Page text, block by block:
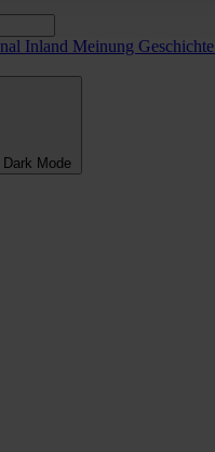
Inland Meinung Geschichte
Dark Mode